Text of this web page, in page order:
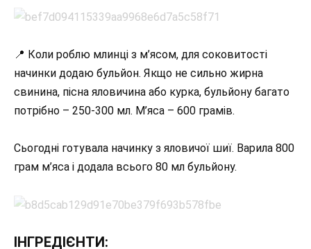
📍 Коли роблю млинці з м’ясом, для соковитості
начинки додаю бульйон. Якщо не сильно жирна
свинина, пісна яловичина або курка, бульйону багато
потрібно – 250-300 мл. М’яса – 600 грамів.
Сьогодні готувала начинку з яловичої шиї. Варила 800
грам м’яса і додала всього 80 мл бульйону.
ІНГРЕДІЄНТИ: